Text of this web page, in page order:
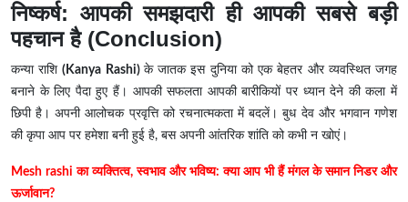
निष्कर्ष: आपकी समझदारी ही आपकी सबसे बड़ी
पहचान है (Conclusion)
कन्या राशि(Kanya Rashi) के जातक इस दुनिया को एक बेहतर और व्यवस्थित जगह
बनाने के लिए पैदा हुए हैं। आपकी सफलता आपकी बारीकियों पर ध्यान देने की कला में
छिपी है। अपनी आलोचक प्रवृत्ति को रचनात्मकता में बदलें। बुध देव और भगवान गणेश
की कृपा आप पर हमेशा बनी हुई है, बस अपनी आंतरिक शांति को कभी न खोएं।
Mesh rashi का व्यक्तित्व, स्वभाव और भविष्य: क्या आप भी हैं मंगल के समान निडर और
ऊर्जावान?